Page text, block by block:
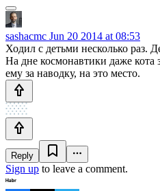
sashacmc Jun 20 2014 at 08:53
Ходил с детьми несколько раз.
На дне космонавтики даже кота
ему за наводку, на это место.
Reply
Sign up to leave a comment.